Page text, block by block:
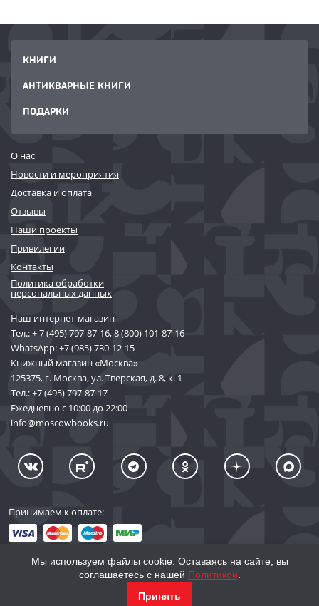
КНИГИ
АНТИКВАРНЫЕ КНИГИ
ПОДАРКИ
О нас
Новости и мероприятия
Доставка и оплата
Отзывы
Наши проекты
Привилегии
Контакты
Политика обработки
персональных данных
Наш интернет-магазин
Тел.:+ 7 (495) 797-87-16,8 (800) 101-87-16
WhatsApp:+7 (985) 730-12-15
Книжный магазин «Москва»
125375, г. Москва, ул. Тверская, д. 8, к. 1
Тел.:+7 (495) 797-87-17
Ежедневно с 10:00 до 22:00
info@moscowbooks.ru
Принимаем к оплате:
© 2002–2026 «Торговый Дом Книги «МОСКВА»
Мы используем файлы cookie. Оставаясь на сайте, вы
соглашаетесь с нашей Политикой
Принять